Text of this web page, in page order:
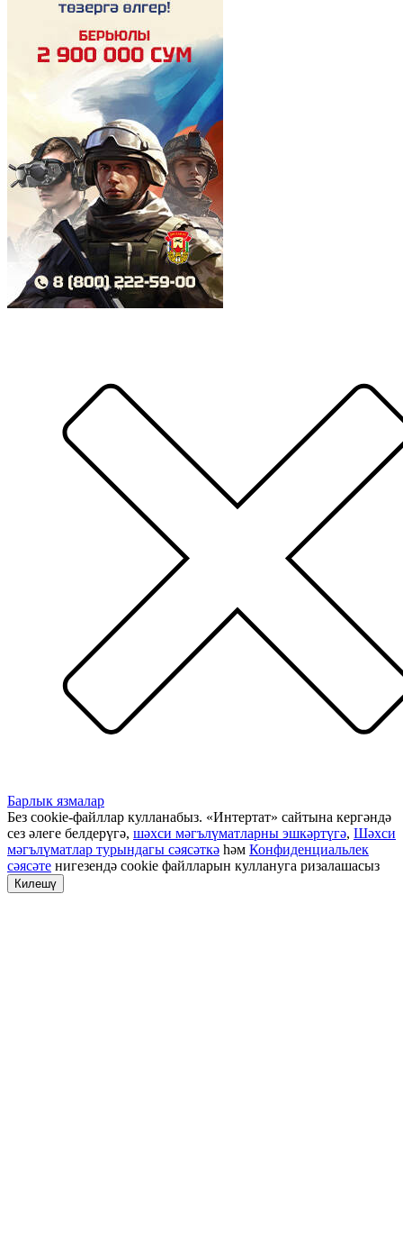
Барлык язмалар
Без cookie-файллар кулланабыз. «Интертат» сайтына кергәндә
сез әлеге белдерүгә, шәхси мәгълүматларны эшкәртүгә, Шәхси
мәгълүматлар турындагы сәясәткә һәм Конфиденциальлек
сәясәте нигезендә cookie файлларын куллануга ризалашасыз
Килешү